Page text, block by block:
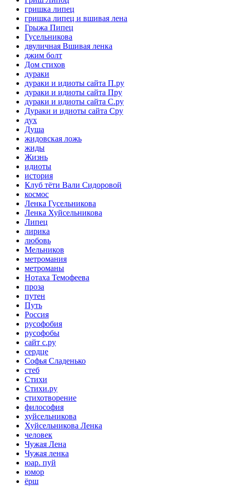
гришка липец
гришка липец и вшивая лена
Грыжа Пипец
Гусельникова
двуличная Вшивая ленка
джим болт
Дом стихов
дураки
дураки и идиоты сайта П.ру
дураки и идиоты сайта Пру
дураки и идиоты сайта С.ру
Дураки и идиоты сайта Сру
дух
Душа
жидовская ложь
жиды
Жизнь
идиоты
история
Клуб тёти Вали Сидоровой
космос
Ленка Гусельникова
Ленка Хуйсельникова
Липец
лирика
любовь
Мельников
метромания
метроманы
Нотаха Темофеева
проза
путен
Путь
Россия
русофобия
русофобы
сайт с.ру
сердце
Софья Сладенько
стеб
Стихи
Стихи.ру
стихотворение
философия
хуйсельникова
Хуйсельникова Ленка
человек
Чужая Лена
Чужая ленка
юар. пуй
юмор
ёрш